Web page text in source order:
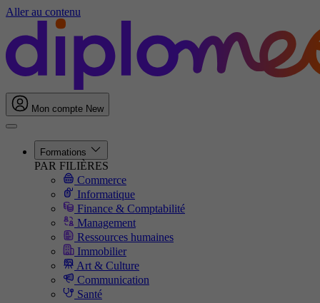
Aller au contenu
Mon compte New
Formations
PAR FILIÈRES
Commerce
Informatique
Finance & Comptabilité
Management
Ressources humaines
Immobilier
Art & Culture
Communication
Santé